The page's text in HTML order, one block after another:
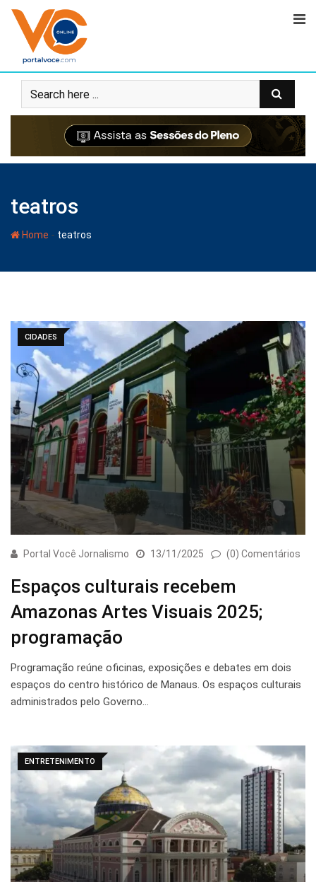
teatros
Home - teatros
CIDADES
Portal Você Jornalismo 13/11/2025 (0) Comentários
Espaços culturais recebem
Amazonas Artes Visuais 2025;
programação
Programação reúne oficinas, exposições e debates em dois
espaços do centro histórico de Manaus. Os espaços culturais
administrados pelo Governo…
ENTRETENIMENTO